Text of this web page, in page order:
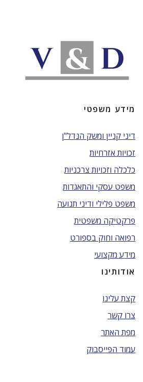
מידע משפטי
דיני קניין ומשק הנדל"ן
זכויות אזרחיות
כלכלה וזכויות צרכניות
משפט עסקי והתאגדות
משפט פלילי ודיני תנועה
פרקטיקה משפטית
רפואה וחוק בספורט
מידע מקצועי
אודותינו
קצת עלינו
צרו קשר
מפת האתר
עמוד הפייסבוק